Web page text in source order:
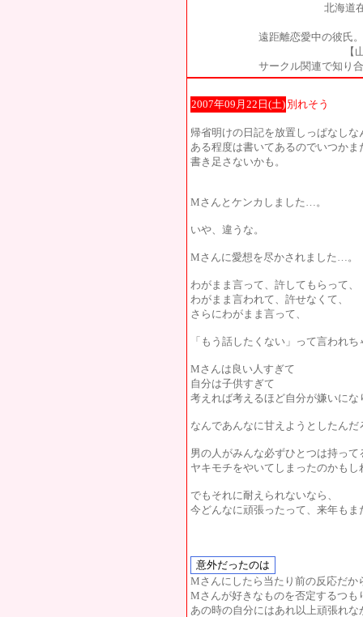
北海道
遠距離恋愛中の彼氏
【
サークル関連で知り
2007年09月22日(土) 別れそう
帰省明けの日記を放置しっぱなしな
ある程度は書いてあるのでいつかま
書き足さないかも。
Mさんとケンカしました…。
いや、違うな。
Mさんに愛想を尽かされました…。
わがまま言って、許してもらって、
わがまま言われて、許せなくて、
さらにわがまま言って、
「もう話したくない」って言われち
Mさんは良い人すぎて
自分は子供すぎて
考えれば考えるほど自分が嫌いにな
なんであんなに甘えようとしたんだ
男の人がみんな必ずひとつは持っ
ヤキモチをやいてしまったのかもし
でもそれに耐えられないなら、
今どんなに頑張ったって、来年も
Mさんにしたら当たり前の反応だ
Mさんが好きなものを否定するつも
あの時の自分にはあれ以上頑張れな